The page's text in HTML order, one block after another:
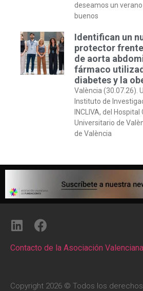
deseamos un
buenos
Identifican un
protector
de aorta
fármaco
diabetes y la
València (30.07.26).
Instituto de
INCLIVA, del Hospital
Universitario de
de València
Contacto de la Asociación
Copyright 2026 © Todos los